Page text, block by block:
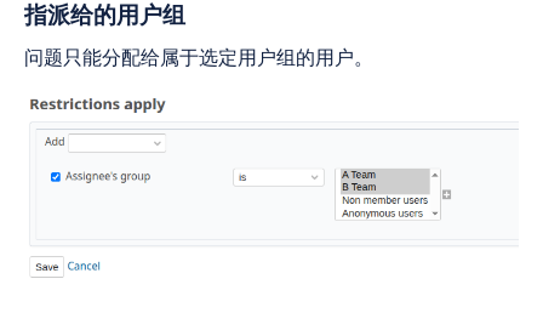
指派给的用户组
问题只能分配给属于选定用户组的用户。